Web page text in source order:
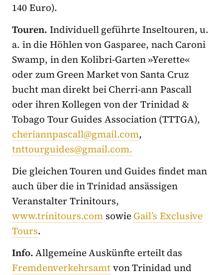
140 Euro).
Touren. Individuell geführte Inseltouren, u.
a. in die Höhlen von Gasparee, nach Caroni
Swamp, in den Kolibri-Garten »Yerette«
oder zum Green Market von Santa Cruz
bucht man direkt bei Cherri-ann Pascall
oder ihren Kollegen von der Trinidad &
Tobago Tour Guides Association (TTTGA),
cheriannpascall@gmail.com,
tnttourguides@gmail.com.
Die gleichen Touren und Guides findet man
auch über die in Trinidad ansässigen
Veranstalter Trinitours,
www.trinitours.com sowieGail’s Exclusive
Tours.
Info.Allgemeine Auskünfte erteilt das
Fremdenverkehrsamtvon Trinidad und